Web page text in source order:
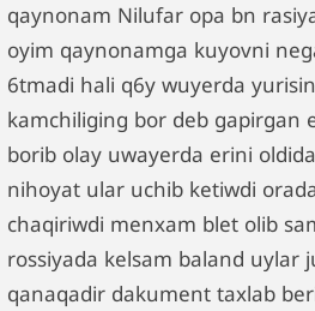
qaynonam Nilufar opa bn
oyim qaynonamga kuyovni
6tmadi hali q6y wuyerda
kamchiliging bor deb gapirgan
borib olay uwayerda erini
nihoyat ular uchib ketiwdi
chaqiriwdi menxam blet olib
rossiyada kelsam baland uylar
qanaqadir dakument taxlab